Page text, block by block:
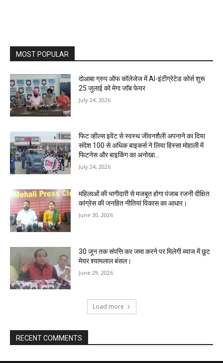
MOST POPULAR
दोआबा ग्रुप ऑफ कॉलेजेज में AI-इंटीग्रेटेड कोर्स शुरू
25 जुलाई को मेगा जॉब फेयर
July 24, 2026
फिट व्हील्स इवेंट से स्वस्थ जीवनशैली अपनाने का दिया
संदेश 100 से अधिक बाइकर्स ने लिया हिस्सा मोहाली में
फिटनेस और बाइकिंग का अनोखा...
July 24, 2026
महिलाओं की भागीदारी से मजबूत होगा पंजाब रजनी दीक्षित
कांग्रेस की जनहित नीतियां विकास का आधार।
June 30, 2026
30 जून तक संपत्ति कर जमा करने पर मिलेगी ब्याज में छूट
मेयर श्यामलाल बंसल।
June 29, 2026
Load more
RECENT COMMENTS